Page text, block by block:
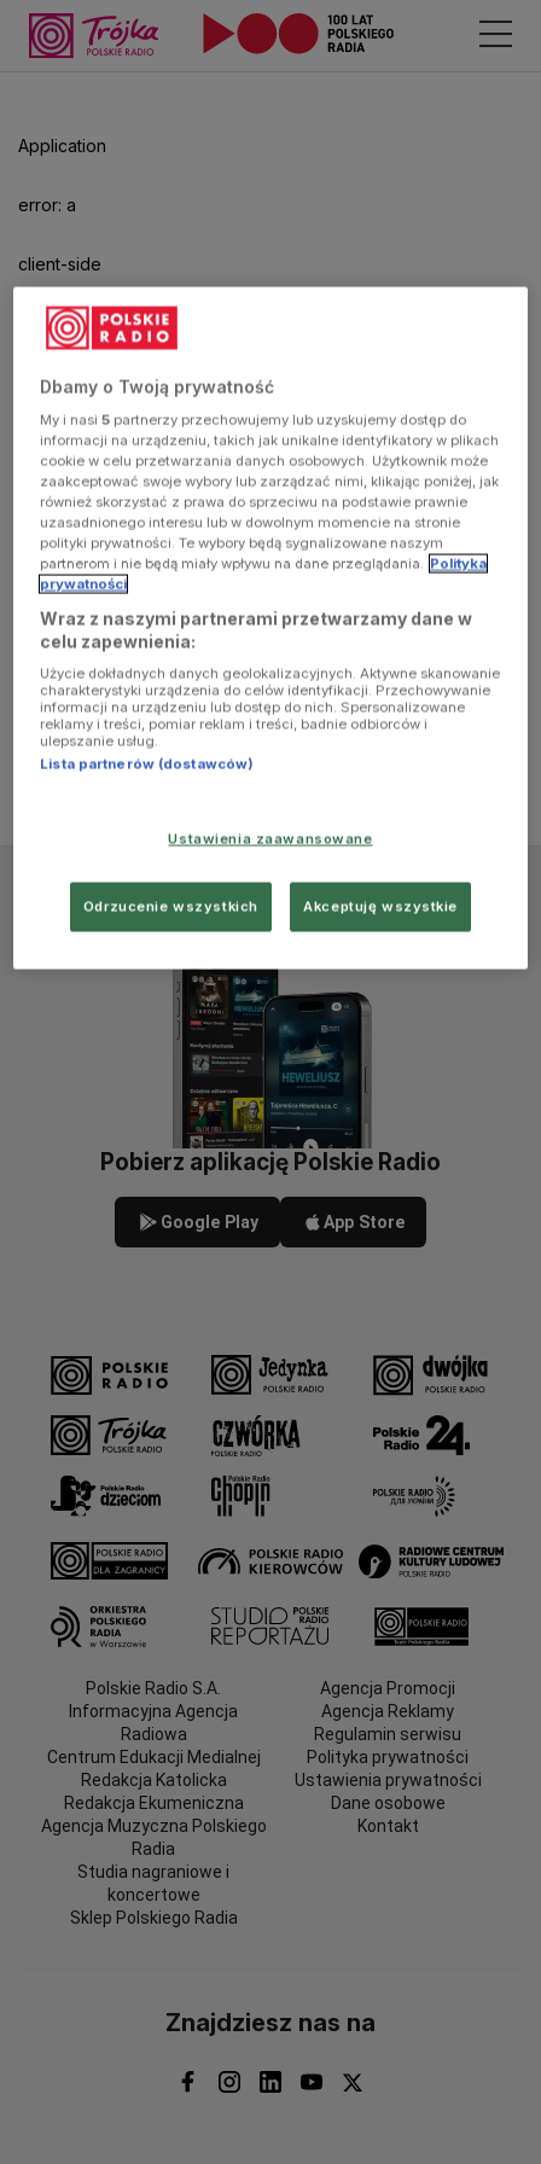
Application
error: a
client-side
exception
has
occurred
(see the
browser
console for
more
information)
Pobierz aplikację Polskie Radio
Google Play App Store
Polskie Radio S.A.
Informacyjna Agencja
Radiowa
Centrum Edukacji Medialnej
Redakcja Katolicka
Redakcja Ekumeniczna
Agencja Muzyczna Polskiego
Radia
Studia nagraniowe i
koncertowe
Sklep Polskiego Radia
Agencja Promocji
Agencja Reklamy
Regulamin serwisu
Polityka prywatności
Ustawienia prywatności
Dane osobowe
Kontakt
Znajdziesz nas na
Dbamy o Twoją prywatność
My i nasi5 partnerzy przechowujemy lub uzyskujemy dostęp do
informacji na urządzeniu, takich jak unikalne identyfikatory w plikach
cookie w celu przetwarzania danych osobowych. Użytkownik może
zaakceptować swoje wybory lub zarządzać nimi, klikając poniżej, jak
również skorzystać z prawa do sprzeciwu na podstawie prawnie
uzasadnionego interesu lub w dowolnym momencie na stronie
polityki prywatności. Te wybory będą sygnalizowane naszym
partnerom i nie będą miały wpływu na dane przeglądania. Polityka
prywatności
Wraz z naszymi partnerami przetwarzamy dane w
celu zapewnienia:
Użycie dokładnych danych geolokalizacyjnych. Aktywne skanowanie
charakterystyki urządzenia do celów identyfikacji. Przechowywanie
informacji na urządzeniu lub dostęp do nich. Spersonalizowane
reklamy i treści, pomiar reklam i treści, badnie odbiorców i
ulepszanie usług.
Lista partnerów (dostawców)
Ustawienia zaawansowane
Odrzucenie wszystkich Akceptuję wszystkie